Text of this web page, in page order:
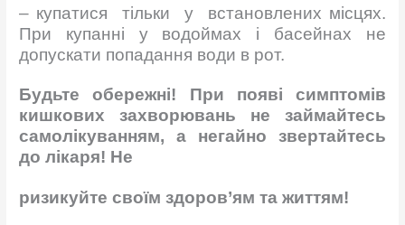
– купатися тільки у встановлених місцях.
При купанні у водоймах і басейнах не
допускати попадання води в рот.
Будьте обережні! При появі симптомів
кишкових захворювань не займайтесь
самолікуванням, а негайно звертайтесь
до лікаря! Не
ризикуйте своїм здоров’ям та життям!